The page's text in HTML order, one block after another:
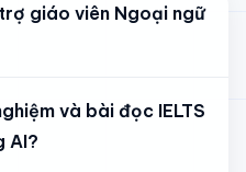
giáo viên Ngoại ngữ
và bài đọc IELTS
AI?